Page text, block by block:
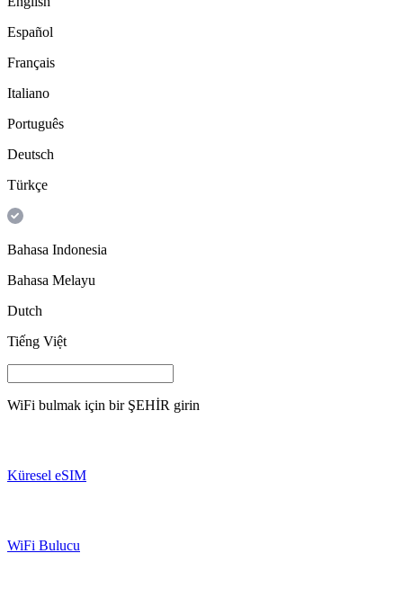
Español
Français
Italiano
Português
Deutsch
Türkçe
Bahasa Indonesia
Bahasa Melayu
Dutch
Tiếng Việt
WiFi bulmak için bir ŞEHİR girin
Küresel eSIM
WiFi Bulucu